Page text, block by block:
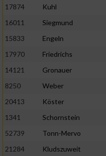
17874
Kuhl
16011
Siegmund
15833
Engeln
17970
Friedrichs
14121
Gronauer
8250
Weber
20413
Köster
1341
Schornstein
52739
Tonn-Mervo
21284
Kludszuweit